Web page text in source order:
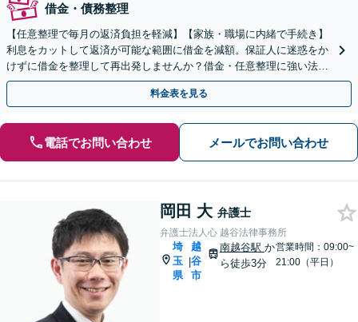
借金・債務整理
【任意整理で毎月の返済負担を軽減】【家族・職場に内緒で手続き】
利息をカットして返済が可能な範囲に借金を減額。保証人に迷惑をか
けずに借金を整理して再出発しませんか？借金・任意整理に強い法律
事務所【実績5,000件以上】【財産を残して借金整理】
料金表を見る
電話でお問い合わせ メールでお問い合わせ
岡田 大 弁護士
弁護士法人心 越谷法律事務所
埼
玉
県
|
越
谷
市
南越谷駅 か
ら徒歩3分
営業時間：09:00~
21:00（平日）